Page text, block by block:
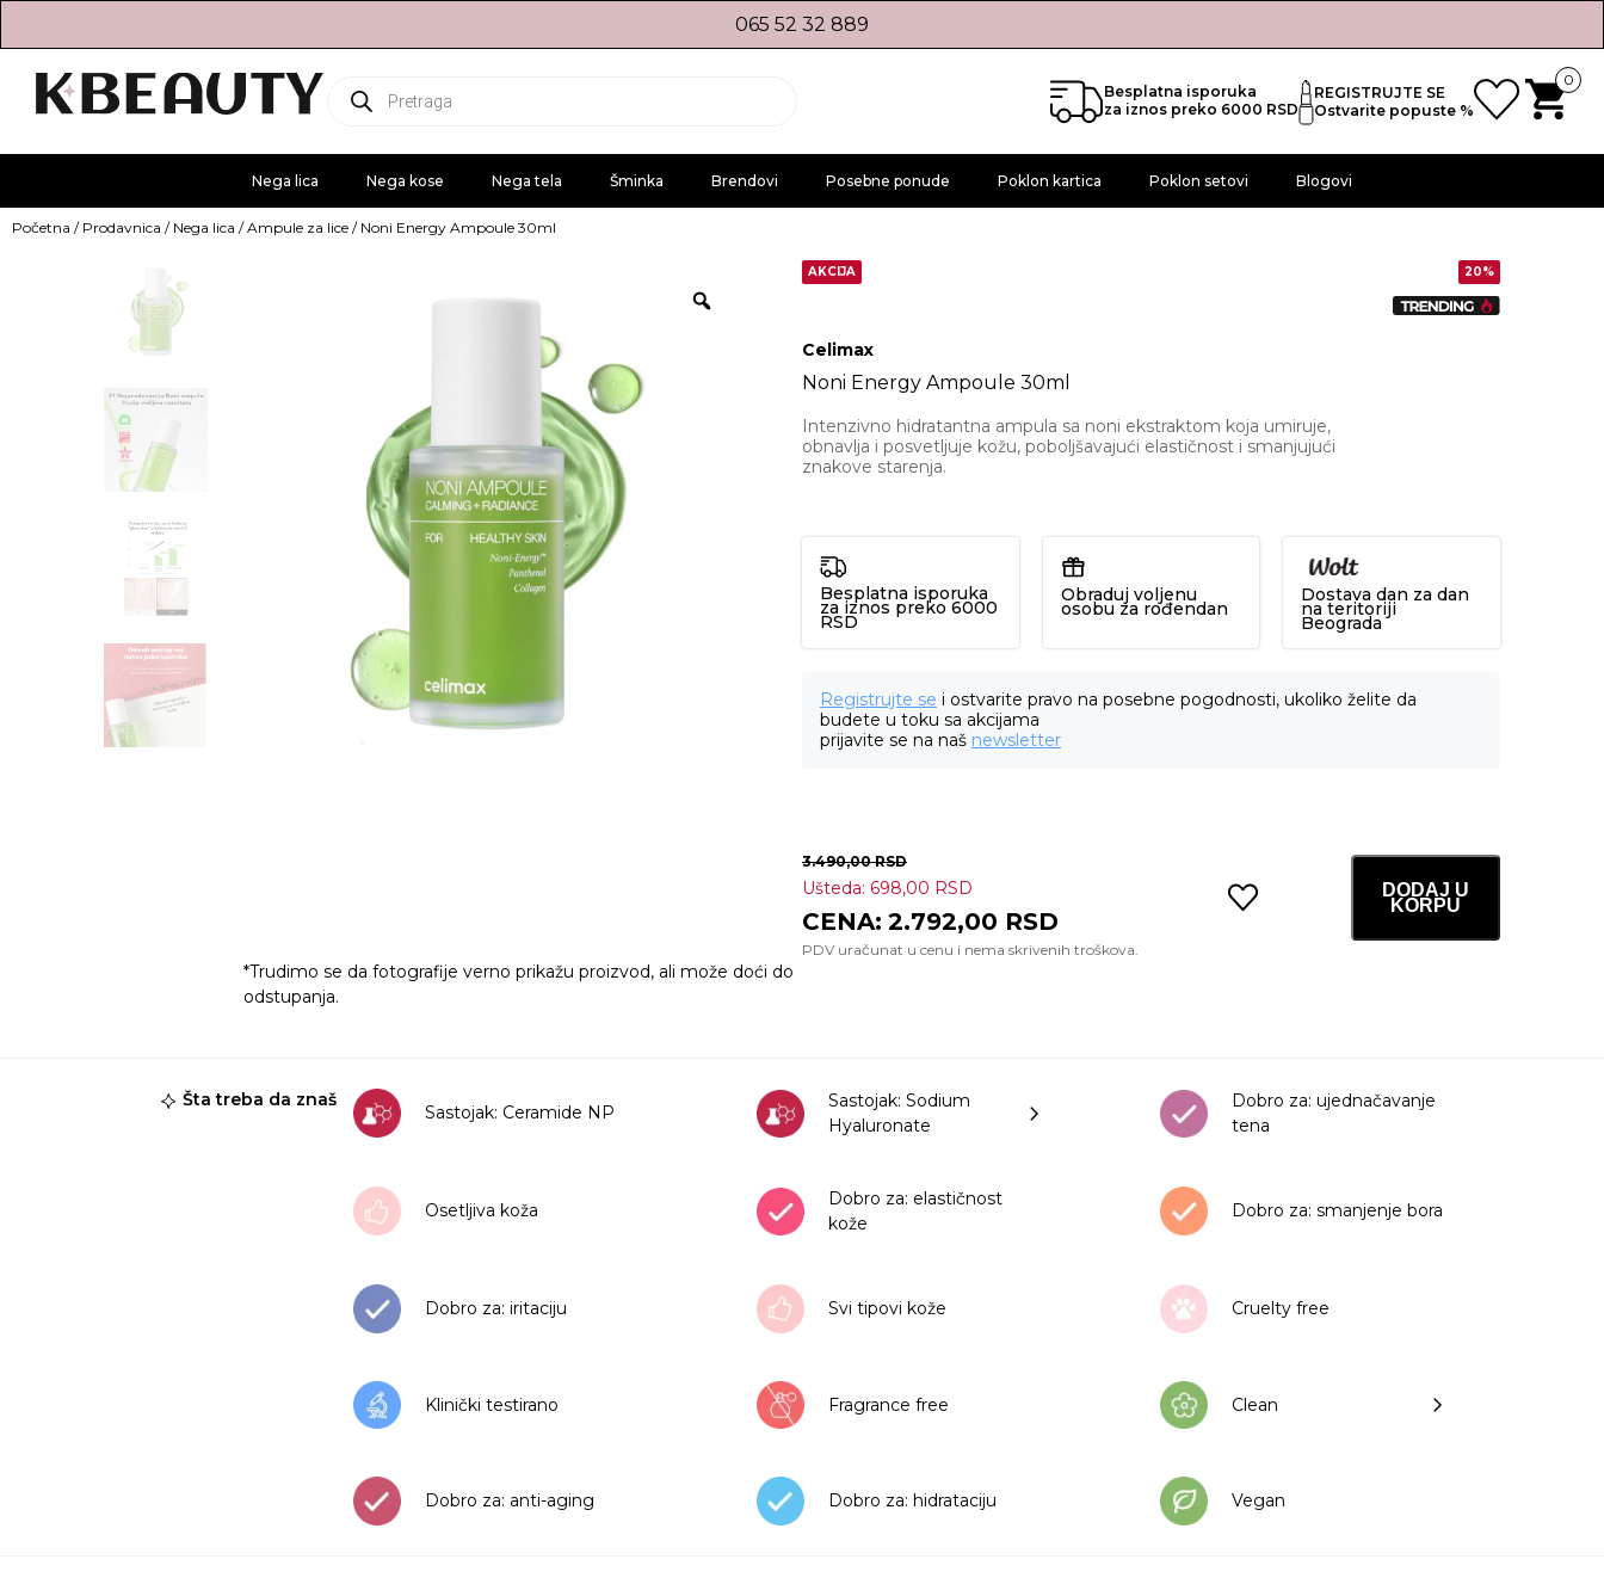
065 52 32 889
Products
search
Besplatna isporuka
za iznos preko 6000 RSD
REGISTRUJTE SE
Ostvarite popuste %
0
Nega lica Nega kose Nega tela Šminka Brendovi Posebne ponude Poklon kartica Poklon setovi Blogovi
Početna / Prodavnica / Nega lica /Ampule za lice / Noni Energy Ampoule 30ml
AKCIJA 20%
Celimax
Noni Energy Ampoule 30ml
Intenzivno hidratantna ampula sa noni ekstraktom koja umiruje,
obnavlja i posvetljuje kožu, poboljšavajući elastičnost i smanjujući
znakove starenja.
Besplatna isporuka
za iznos preko 6000
RSD
Obraduj voljenu
osobu za rođendan
Dostava dan za dan
na teritoriji
Beograda
Registrujte se i ostvarite pravo na posebne pogodnosti, ukoliko želite da
budete u toku sa akcijama
prijavite se na naš newsletter
3.490,00RSD
Ušteda: 698,00 RSD
2.792,00 RSD
Noni
DODAJ U
KORPU
*Trudimo se da fotografije verno prikažu proizvod, ali može doći do
odstupanja.
Šta treba da znaš
Sastojak: Ceramide NP
Sastojak: Sodium
Hyaluronate
Dobro za: ujednačavanje
tena
Osetljiva koža
Dobro za: elastičnost
kože
Dobro za: smanjenje bora
Dobro za: iritaciju Svi tipovi kože Cruelty free
Klinički testirano Fragrance free Clean
Dobro za: anti-aging Dobro za: hidrataciju Vegan